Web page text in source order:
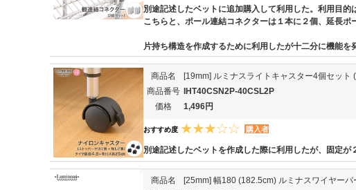
別途記述したベットに追加購入して利用した。利用目的
こちらと、ポール連結コネクターは１本に２個、延長ポ
片持ち構造を作成するために利用したが十二分に機能を
商品名
[19mm] ルミナスライトキャスター4個セッ
商品番号
IHT40CSN2P-40CSL2P
価格
1,496円
おすすめ度 購入者
別途記述したベットを作成した際に利用したが、固定
商品名
[25mm] 幅180 (182.5cm) ルミナスワイヤー